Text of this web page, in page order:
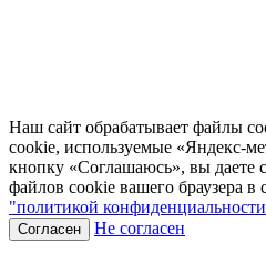
Наш сайт обрабатывает файлы
cookie, используемые «Яндекс-
кнопку «Соглашаюсь», вы даете
файлов cookie вашего браузера в
"политикой
Согласен Не согласен